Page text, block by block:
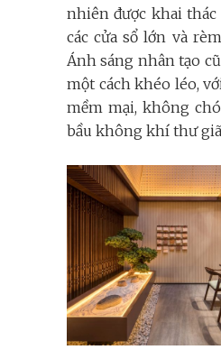
nhiên được khai
các cửa sổ lớn và
Ánh sáng nhân tạo
một cách khéo léo,
mềm mại, không
bầu không khí thư